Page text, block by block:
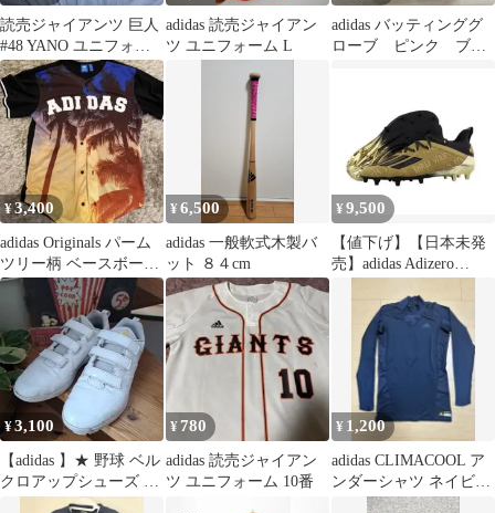
読売ジャイアンツ 巨人
#48 YANO ユニフォー
ム adidas プロ野球
adidas 読売ジャイアン
ツ ユニフォーム L
adidas バッティンググ
ローブ ピンク ブラ
¥3,400
adidas Originals パーム
ツリー柄 ベースボール
シャツ
¥6,500
adidas 一般軟式木製バ
ット ８４cm
¥ 9,500
【値下げ】【日本未発
売】adidas Adizero
¥3,100
【adidas 】★ 野球 ベル
クロアップシューズ ト
レーニング 白 28.5
¥ 780
adidas 読売ジャイアン
ツ ユニフォーム 10番
¥ 1,200
adidas CLIMACOOL ア
ンダーシャツ ネイビー
長袖 中古品